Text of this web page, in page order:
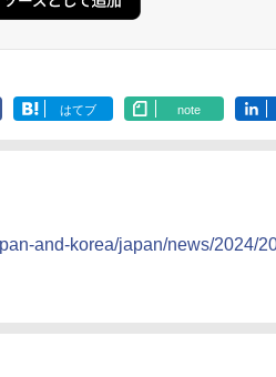
はてブ note
and-korea/japan/news/2024/